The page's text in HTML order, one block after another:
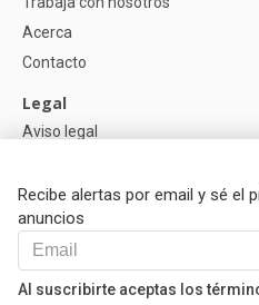
Recibe alertas por email y sé el
anuncios
Al suscribirte aceptas los
Acerca
Contacto
Legal
Aviso legal
Política de Cookies
Ayuda
Preguntas
Nuestros Partners